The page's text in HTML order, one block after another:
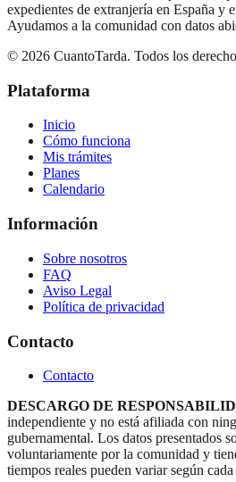
expedientes de extranjería en España y
Ayudamos a la comunidad con datos
© 2026 CuantoTarda. Todos los
Plataforma
Inicio
Cómo funciona
Mis trámites
Planes
Calendario
Información
Sobre nosotros
FAQ
Aviso Legal
Política de privacidad
Contacto
Contacto
DESCARGO DE
independiente y no está afiliada con
gubernamental. Los datos presentados
voluntariamente por la comunidad y
tiempos reales pueden variar según